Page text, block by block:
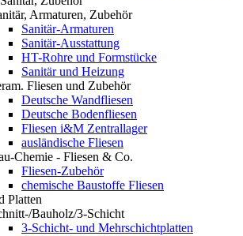
Armaturen, Zubehör
Sanitär-Armaturen
Sanitär-Ausstattung
HT-Rohre und Formstücke
Sanitär und Heizung
Fliesen und Zubehör
Deutsche Wandfliesen
Deutsche Bodenfliesen
Fliesen i&M Zentrallager
ausländische Fliesen
Chemie - Fliesen & Co.
Fliesen-Zubehör
chemische Baustoffe Fliesen
Platten
Bauholz/3-Schicht
3-Schicht- und Mehrschichtplatten